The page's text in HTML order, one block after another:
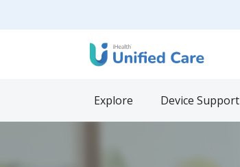
Explore Device Support